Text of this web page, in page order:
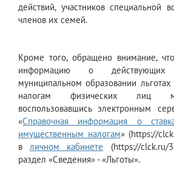
действий, участников специальной
членов их семей.
Кроме того, обращено внимание,
информацию о
муниципальном образовании
налогам физических лиц
воспользовавшись электронным
«Справочная информация о
имущественным налогам» (https://
вличном кабинете (https://clck.ru/
раздел «Сведения» - «Льготы».